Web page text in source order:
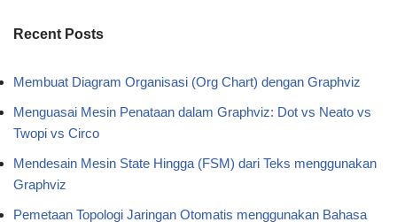
Recent Posts
Membuat Diagram Organisasi (Org Chart) dengan Graphviz
Menguasai Mesin Penataan dalam Graphviz: Dot vs Neato vs
Twopi vs Circo
Mendesain Mesin State Hingga (FSM) dari Teks menggunakan
Graphviz
Pemetaan Topologi Jaringan Otomatis menggunakan Bahasa